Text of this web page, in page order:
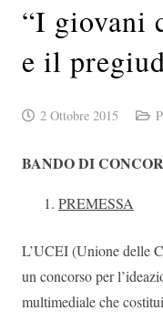
“I giovani
e il
2 Ottobre 2015
BANDO DI
PREMESSA
L’UCEI (Unione delle
un concorso per
multimediale che